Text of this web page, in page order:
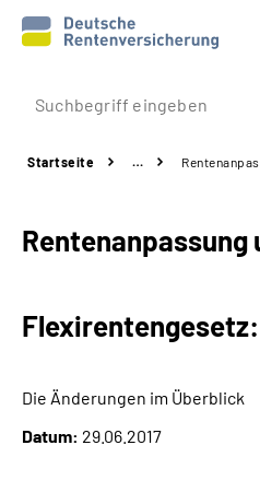
Prävention
Rente
Startseite …
Rentenanpassung
Flexirentengesetz:
Die Änderungen im Überblick
Datum: 29.06.2017